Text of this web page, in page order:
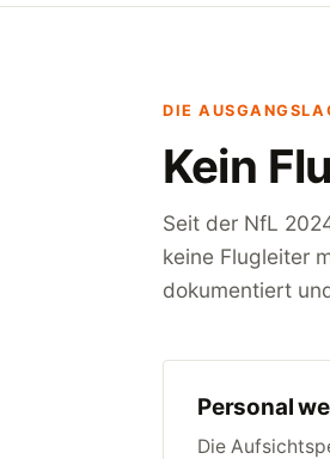
DIE
Kein
Seit der NfL
keine Flugleiter
dokumentiert
Personal
Die